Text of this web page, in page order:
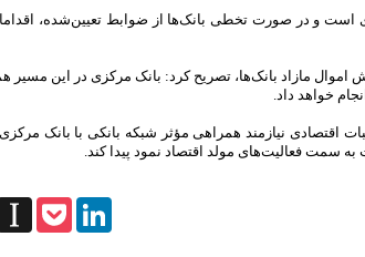
و در صورت تخطی بانک‌ها از ضوابط تعیین‌شده،
مازاد بانک‌ها، تصریح کرد: بانک مرکزی در این مسیر
خواهد داد.
اقتصادی نیازمند همراهی مؤثر شبکه بانکی با بانک
به سمت فعالیت‌های مولد اقتصاد نمود پیدا کند.
PocketLinkedIn